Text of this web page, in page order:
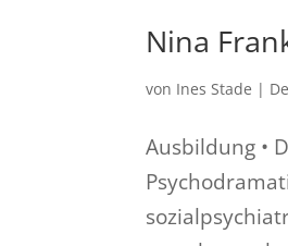
Nina
von Ines Stade |
Ausbildung •